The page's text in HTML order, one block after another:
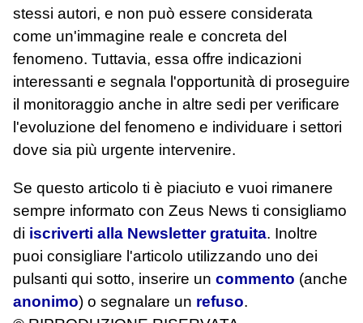
stessi autori, e non può essere considerata
come un'immagine reale e concreta del
fenomeno. Tuttavia, essa offre indicazioni
interessanti e segnala l'opportunità di proseguire
il monitoraggio anche in altre sedi per verificare
l'evoluzione del fenomeno e individuare i settori
dove sia più urgente intervenire.
Se questo articolo ti è piaciuto e vuoi rimanere
sempre informato con Zeus News ti consigliamo
di iscriverti alla Newsletter gratuita. Inoltre
puoi consigliare l'articolo utilizzando uno dei
pulsanti qui sotto, inserire un commento (anche
anonimo) o segnalare un refuso.